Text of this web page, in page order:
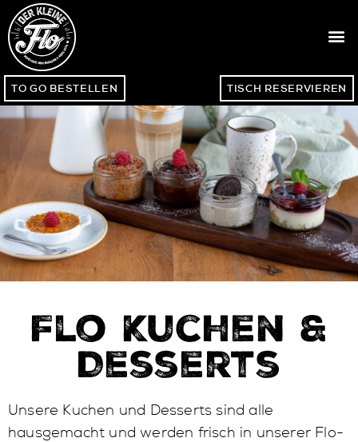
TO GO BESTELLEN TISCH RESERVIEREN
Flo Kuchen &
Desserts
Unsere Kuchen und Desserts sind alle
hausgemacht und werden frisch in unserer Flo-